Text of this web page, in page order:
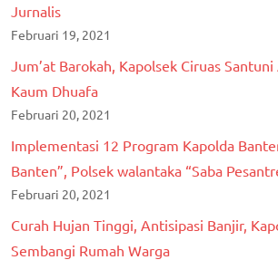
Jurnalis
Februari 19, 2021
Jum’at Barokah, Kapolsek Ciruas
Kaum Dhuafa
Februari 20, 2021
Implementasi 12 Program Kapolda
Banten”, Polsek walantaka “Saba
Februari 20, 2021
Curah Hujan Tinggi, Antisipasi Banjir,
Sembangi Rumah Warga